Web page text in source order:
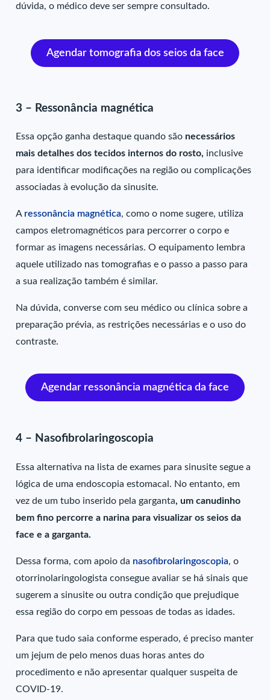
dúvida, o médico deve ser sempre consultado.
Agendar tomografia dos seios da face
3 – Ressonância magnética
Essa opção ganha destaque quando são necessários
mais detalhes dos tecidos internos do rosto, inclusive
para identificar modificações na região ou complicações
associadas à evolução da sinusite.
A ressonância magnética, como o nome sugere, utiliza
campos eletromagnéticos para percorrer o corpo e
formar as imagens necessárias. O equipamento lembra
aquele utilizado nas tomografias e o passo a passo para
a sua realização também é similar.
Na dúvida, converse com seu médico ou clínica sobre a
preparação prévia, as restrições necessárias e o uso do
contraste.
Agendar ressonância magnética da face
4 – Nasofibrolaringoscopia
Essa alternativa na lista de exames para sinusite segue a
lógica de uma endoscopia estomacal. No entanto, em
vez de um tubo inserido pela garganta, um canudinho
bem fino percorre a narina para visualizar os seios da
face e a garganta.
Dessa forma, com apoio da nasofibrolaringoscopia, o
otorrinolaringologista consegue avaliar se há sinais que
sugerem a sinusite ou outra condição que prejudique
essa região do corpo em pessoas de todas as idades.
Para que tudo saia conforme esperado, é preciso manter
um jejum de pelo menos duas horas antes do
procedimento e não apresentar qualquer suspeita de
COVID-19.